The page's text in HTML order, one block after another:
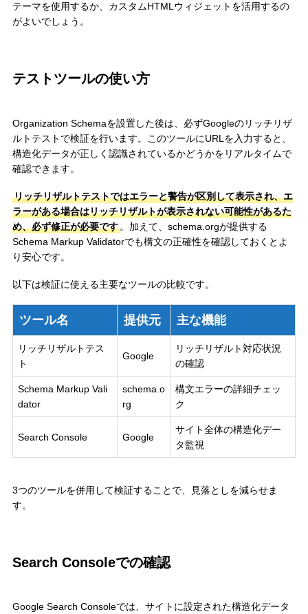
テーマを使用するか、カスタムHTMLウィジェットを活用するの
がよいでしょう。
テストツールの使い方
Organization Schemaを設置した後は、必ずGoogleのリッチリザ
ルトテストで検証を行います。このツールにURLを入力すると、
構造化データが正しく認識されているかどうかをリアルタイムで
確認できます。
リッチリザルトテストではエラーと警告が区別して表示され、エ
ラーがある場合はリッチリザルトが表示されない可能性があるた
め、必ず修正が必要です。加えて、schema.orgが提供する
Schema Markup Validatorでも構文の正確性を確認しておくとよ
り安心です。
以下は検証に使える主要なツールの比較です。
ツール名 提供元 主な機能
リッチリザルトテス
ト
Google
リッチリザルト対応状況
の確認
Schema Markup Vali
dator
schema.o
rg
構文エラーの詳細チェッ
ク
Search Console Google
サイト全体の構造化デー
タ監視
3つのツールを併用して検証することで、見落としを減らせま
す。
Search Consoleでの確認
Google Search Consoleでは、サイトに設定された構造化データ